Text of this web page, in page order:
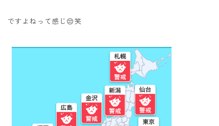
ですよねって感じ😔笑